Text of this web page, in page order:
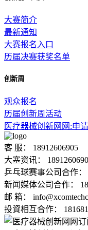
大赛简介
最新通知
大赛报名入口
历届决赛获奖名单
创新周
观众报名
历届创新周活动
医疗器械创新网网:申
客 服： 18912606905
大塞资讯：
乒乓球赛事公司合作：
新闻媒体公司合作：
邮 箱：
投資相互合作：